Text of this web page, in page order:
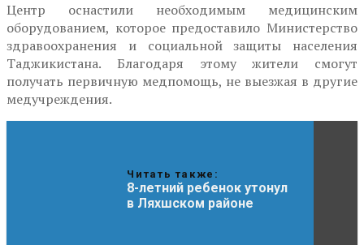
Центр оснастили необходимым медицинским
оборудованием, которое предоставило Министерство
здравоохранения и социальной защиты населения
Таджикистана. Благодаря этому жители смогут
получать первичную медпомощь, не выезжая в другие
медучреждения.
Читать также:
8-летний ребенок утонул
в Ляхшском районе